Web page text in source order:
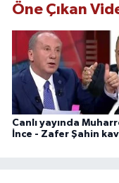
Öne Çıkan
Canlı yayında
İnce - Zafer Şahin